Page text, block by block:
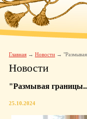
Главная Новости
Новости
"Размывая
25.10.2024